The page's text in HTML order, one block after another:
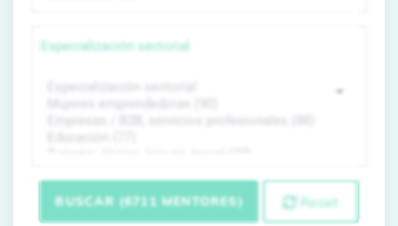
Especialización sectorial
BUSCAR (6711 MENTORES) Reset